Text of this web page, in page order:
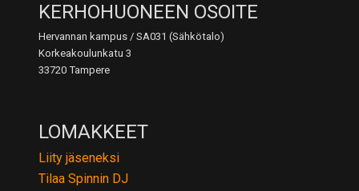
KERHOHUONEEN OSOITE
Hervannan kampus / SA031 (Sähkötalo)
Korkeakoulunkatu 3
33720 Tampere
LOMAKKEET
Liity jäseneksi
Tilaa Spinnin DJ